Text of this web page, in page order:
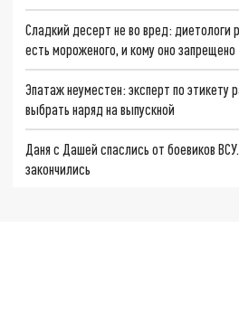
Сладкий десерт не во вред: диетологи
есть мороженого, и кому оно запрещено
Эпатаж неуместен: эксперт по этикету
выбрать наряд на выпускной
Даня с Дашей спаслись от боевиков
закончились